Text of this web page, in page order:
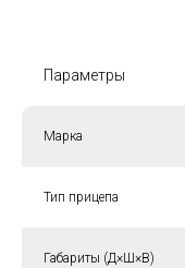
Параметры
Марка
Тип прицепа
Габариты (Д×Ш×В)